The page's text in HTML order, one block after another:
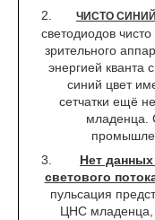
ЧИСТО
светодиодов
зрительного
энергией кванта
синий цвет
сетчатки ещё
младенца.
Нет
светового
пульсация
ЦНС младенца,